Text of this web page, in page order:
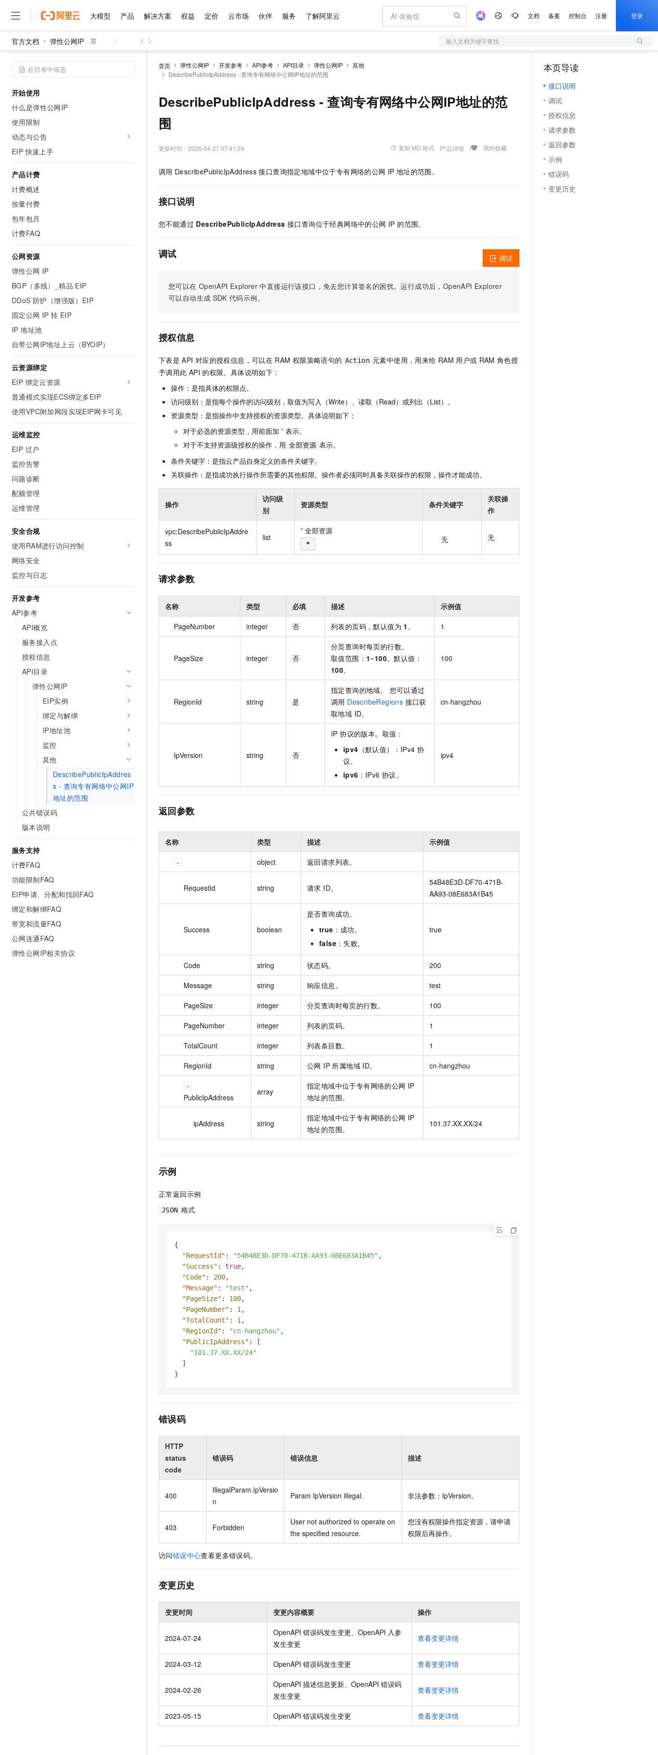
大模型 产品 解决方案 权益 定价 云市场 伙伴 服务 了解阿里云 文档 备案 控制台 注册 登录
官方文档 弹性公网IP 输入文档关键字查找
开始使用
什么是弹性公网IP
使用限制
动态与公告
EIP 快速上手
产品计费
计费概述
按量付费
包年包月
计费FAQ
公网资源
弹性公网 IP
BGP（多线）_精品 EIP
DDoS 防护（增强版）EIP
固定公网 IP 转 EIP
IP 地址池
自带公网IP地址上云（BYOIP）
云资源绑定
EIP 绑定云资源
普通模式实现ECS绑定多EIP
使用VPC附加网段实现EIP网卡可见
运维监控
EIP 过户
监控告警
问题诊断
配额管理
运维管理
安全合规
使用RAM进行访问控制
网络安全
监控与日志
开发参考
API参考
API概览
服务接入点
授权信息
API目录
弹性公网IP
EIP实例
绑定与解绑
IP地址池
监控
其他
DescribePublicIpAddres
s - 查询专有网络中公网IP
地址的范围
公共错误码
版本说明
服务支持
计费FAQ
功能限制FAQ
EIP申请、分配和找回FAQ
绑定和解绑FAQ
带宽和流量FAQ
公网连通FAQ
弹性公网IP相关协议
首页 弹性公网IP 开发参考 API参考 API目录 弹性公网IP
其他
DescribePublicIpAddress - 查询专有网络中公网IP地址的范围
DescribePublicIpAddress - 查询专有网络中公网IP地址的范
围
更新时间： 2026-04-27 07:41:24 复制 MD 格式 产品详情 我的收藏
调用 DescribePublicIpAddress 接口查询指定地域中位于专有网络的公网 IP 地址的范围。
接口说明
您不能通过 DescribePublicIpAddress 接口查询位于经典网络中的公网 IP 的范围。
调试
您可以在 OpenAPI Explorer 中直接运行该接口，免去您计算签名的困扰。运行成功后，OpenAPI Explorer
可以自动生成 SDK 代码示例。
调试
授权信息
下表是 API 对应的授权信息，可以在 RAM 权限策略语句的 Action 元素中使用，用来给 RAM 用户或 RAM 角色授
予调用此 API 的权限。具体说明如下：
操作：是指具体的权限点。
访问级别：是指每个操作的访问级别，取值为写入（Write）、读取（Read）或列出（List）。
资源类型：是指操作中支持授权的资源类型。具体说明如下：
对于必选的资源类型，用前面加 * 表示。
对于不支持资源级授权的操作，用 全部资源 表示。
条件关键字：是指云产品自身定义的条件关键字。
关联操作：是指成功执行操作所需要的其他权限。操作者必须同时具备关联操作的权限，操作才能成功。
操作
访问级
别
资源类型 条件关键字
关联操
作
vpc:DescribePublicIpAddre
ss
list
* 全部资源
* 无 无
请求参数
名称 类型 必填 描述 示例值
PageNumber integer 否 列表的页码，默认值为 1 。 1
PageSize integer 否
分页查询时每页的行数。
取值范围： 1~100。默认值：
100。
100
RegionId string 是
指定查询的地域。 您可以通过
调用 DescribeRegions 接口获
取地域 ID。
cn-hangzhou
IpVersion string 否
IP 协议的版本。取值：
ipv4 （默认值）：IPv4 协
议。
ipv6 ：IPv6 协议。
ipv4
返回参数
名称 类型 描述 示例值
object 返回请求列表。
RequestId string 请求 ID。
54B48E3D-DF70-471B-
AA93-08E683A1B45
Success boolean
是否查询成功。
true ：成功。
false ：失败。
true
Code string 状态码。 200
Message string 响应信息。 test
PageSize integer 分页查询时每页的行数。 100
PageNumber integer 列表的页码。 1
TotalCount integer 列表条目数。 1
RegionId string 公网 IP 所属地域 ID。 cn-hangzhou
PublicIpAddress
array
指定地域中位于专有网络的公网 IP
地址的范围。
ipAddress string
指定地域中位于专有网络的公网 IP
地址的范围。
101.37.XX.XX/24
示例
正常返回示例
JSON 格式
{
"RequestId" : "54B48E3D-DF70-471B-AA93-08E683A1B45" ,
"Success" : true,
"Code" : 200,
"Message" : "test" ,
"PageSize" : 100,
"PageNumber" : 1 ,
"TotalCount" : 1 ,
"RegionId" : "cn-hangzhou" ,
"PublicIpAddress" :
[
"101.37.XX.XX/24"
]
}
错误码
HTTP
status
code
错误码 错误信息 描述
400
IllegalParam.IpVersio
n
Param IpVersion illegal. 非法参数：IpVersion。
403 Forbidden
User not authorized to operate on
the specified resource.
您没有权限操作指定资源，请申请
权限后再操作。
访问错误中心查看更多错误码。
变更历史
变更时间 变更内容概要 操作
2024-07-24
OpenAPI 错误码发生变更、OpenAPI 入参
发生变更
查看变更详情
2024-03-12 OpenAPI 错误码发生变更 查看变更详情
2024-02-26
OpenAPI 描述信息更新、OpenAPI 错误码
发生变更
查看变更详情
2023-05-15 OpenAPI 错误码发生变更 查看变更详情
本页导读
接口说明
调试
授权信息
请求参数
返回参数
示例
错误码
变更历史
大模型
千问AI平台
大模型
文本生成
Qwen3.8-Max HOT
视觉 Coding、空间感知、多模态思考等全面升级 1M上下文，专为长程任务能力而生
HappyHorse-1.1-T2V
语音识别与合成
Qwen3-TTS-Flash
大模型服务
千问AI平台-Token Plan NEW
个人版上线、团队版降价；千问3.8-Max首发发尝鲜
Happy 系列大模型
大模型服务平台百炼-应用模版 Qoder HOT
面向真实软件的智能体编程平台
大模型解决方案
快速部署 Dify，高效搭建 AI 应用
10 分钟在聊天系统中增加一个 AI 助手 即刻拥有 DeepSeek-R1 满血版
产品
精选产品
计算
容器
存储
网络与CDN
安全
数据库
大数据计算
媒体服务
企业服务与云通信
域名与网站
终端用户计算
开发工具
迁移与运维管理
专有云
精选产品
大模型服务平台百炼 大模型
千问大模型 大模型
多元化、高性能、安全可靠的大模型服务
随时随地安全接入的云上超级电脑
覆盖公网/内网、递归/权威、移动APP等全场景解析服务
云原生大数据计算服务 MaxCompute
面向分析的企业级SaaS模式云数据仓库
域名与网站
对象存储 OSS
Qoder CN
基于千问大模型等，支持代码智能生成、研发智能问答
云数据库 RDS
面向真实软件的智能体编程平台
云原生数据库 PolarDB
轻量应用服务器
数字证书管理服务（原SSL证书）
实现全站HTTPS，呈现可信的WEB访问
短信服务
大数据开发治理平台 DataWorks
解决方案
精选解决方案
互联网应用开发
大数据
现代化应用
安全
网络
上云与迁云
企业出海
政企业务
精选解决方案
千问办公，解锁你的工作新方式 NEW
Agency Agents：拥有专属领域专家
让AI从“聊天伙伴”进化为能干活的“数字员工”
睿译宝，AI翻译排版一步到位
GLM-5.2：长任务时代开源旗舰模型
Claude Code + GStack 打造工程团队
安装技能 GStack，拥有专属 AI 工程团队
即刻拥有 DeepSeek-V4-Pro
从聊天伙伴进化为能主动干活的本地数字员工
低代码高效构建企业门户网站
一句话生成原生可编辑精美 PPT 文稿
输入一句话想法, 轻松生成专业的 PPT
一键部署幻兽帕鲁游戏服务器
一键购买专属联机服务器，轻松开启游戏
漫剧工坊：一站式动画创作平台
快速生产连贯的高质量长漫剧
10 分钟搭建微信、支付宝小程序
高效部署网站，快速应用到小程序
权益 普惠上云
普惠上云 官方力荐
官方推荐返现计划
推荐新用户得奖励，单订单最高返9万
高校专属算力普惠，学生认证享300元代金券
免费试用
解决方案免费试用 新老同享
最高领取价值200元试用点，立即开启云上创新
AI 产品 免费试用
140+云产品 免费试用
大模型ACA认证体验
助力企业全员 AI 认知与能力提升
AI 特惠
智启 AI 普惠权益
阿里云 OPC 创新助力计划
Qwen3.8-Max 首发尝鲜，限时加量 10 倍，夜间低至2折
千问办公，限时限量积分加倍
你的AI工作搭子，覆盖日常办公高频场景
Night Plan 支持 Qwen 3.8-Max NEW
AI 场景体验
AI 电商营销
图文、视频一站生成，高效打造优质广告素材
AI 建站
0 代码专业建站，无忧落地极速上线
AI 办公
自动承接线索、识别商机，让客服更高效、服务更出色。
AI 活动
AI 生产力先锋
先锋实践拓展 AI 生产力的边界
飞天发布时刻
所见，即是所愿
AI 实训营
从基础到进阶，Agent 创客手把手教你
创新加速
定价 产品定价
了解云产品的定价详情
云上成本管理
价格计算器
自助选配和估算价格
价格优势
配置报价器
阿里云 OPC 创新助力计划
Token 补贴，五大权
益加速 OPC 成功
云市场 精选商城
网站建设
友盟天域
观测云
电子合同
AI空中课堂在线直播课堂（旗舰版）
行业生态解决方案
AI 开发和 AI 应用解决方案
数据与 API
数据集
企业应用
OA 办公系统
基础软件
宝塔 Linux
CentOS
JAVA
专业服务
公司注册
上云迁移
代维服务
伙伴 成为销售伙伴
分销伙伴
销售伙伴合作计划
Consulting Partner 合作计划
成为产品伙伴
产品生态集成认证中心
产品生态伙伴工作台
产品伙伴合作计划
云存储合作计划
云网络合作计划
计划
服务生态伙伴
服务伙伴合作计划
Al MaaS 服务伙伴赋能合作
伙伴信用分合作计划
更多支持
合作伙伴培训与认证
查询合作伙伴
登录合作伙伴管理后台
服务 售前咨询
在线服务
售后服务
自助服务
短信专区
企业增值服务
企业支持计划
创新中心
阿里云认证
全部认证
训练营
健康状态
开发者社区
镜像站
我要反馈
我要建议
我要投诉
了解阿里云 为什么选择阿里云
什么是云计算
安全合规
分析师报告
云开发大赛
入门学习赛
最佳实践
云上春晚
市场活动
云栖大会
魔搭 ModelScope
魔搭 ModelScope
云工开物
加入我们
校园招聘